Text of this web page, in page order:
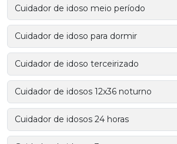
Cuidador de idoso meio período
Cuidador de idoso para dormir
Cuidador de idoso terceirizado
Cuidador de idosos 12x36 noturno
Cuidador de idosos 24 horas